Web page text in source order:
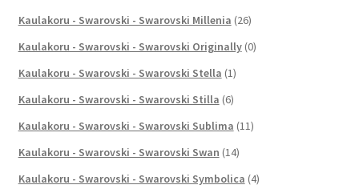
Kaulakoru - Swarovski - Swarovski Millenia (26)
Kaulakoru - Swarovski - Swarovski Originally (0)
Kaulakoru - Swarovski - Swarovski Stella (1)
Kaulakoru - Swarovski - Swarovski Stilla (6)
Kaulakoru - Swarovski - Swarovski Sublima (11)
Kaulakoru - Swarovski - Swarovski Swan (14)
Kaulakoru - Swarovski - Swarovski Symbolica (4)